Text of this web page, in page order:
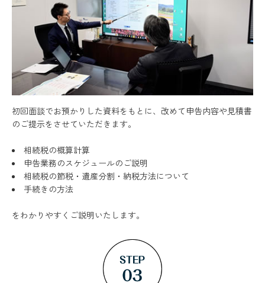
初回面談でお預かりした資料をもとに、改めて申告内容や見積書
のご提示をさせていただきます。
相続税の概算計算
申告業務のスケジュールのご説明
相続税の節税・遺産分割・納税方法について
手続きの方法
をわかりやすくご説明いたします。